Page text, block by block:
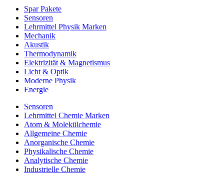
Spar Pakete
Sensoren
Lehrmittel Physik Marken
Mechanik
Akustik
Thermodynamik
Elektrizität & Magnetismus
Licht & Optik
Moderne Physik
Energie
Sensoren
Lehrmittel Chemie Marken
Atom & Molekülchemie
Allgemeine Chemie
Anorganische Chemie
Physikalische Chemie
Analytische Chemie
Industrielle Chemie